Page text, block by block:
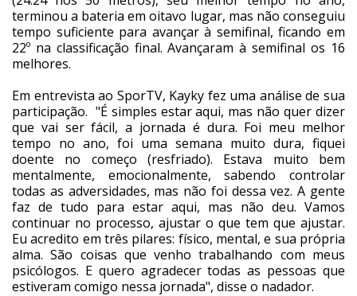
Agenda Cultural
Anuncie
Fale Conosco
terminou a bateria em oitavo lugar, mas não conseguiu
tempo suficiente para avançar à semifinal, ficando em
22º na classificação final. Avançaram à semifinal os 16
melhores.
Em entrevista ao SporTV, Kayky fez uma análise de sua
participação. "É simples estar aqui, mas não quer dizer
que vai ser fácil, a jornada é dura. Foi meu melhor
tempo no ano, foi uma semana muito dura, fiquei
doente no começo (resfriado). Estava muito bem
mentalmente, emocionalmente, sabendo controlar
todas as adversidades, mas não foi dessa vez. A gente
faz de tudo para estar aqui, mas não deu. Vamos
continuar no processo, ajustar o que tem que ajustar.
Eu acredito em três pilares: físico, mental, e sua própria
alma. São coisas que venho trabalhando com meus
psicólogos. E quero agradecer todas as pessoas que
estiveram comigo nessa jornada", disse o nadador.